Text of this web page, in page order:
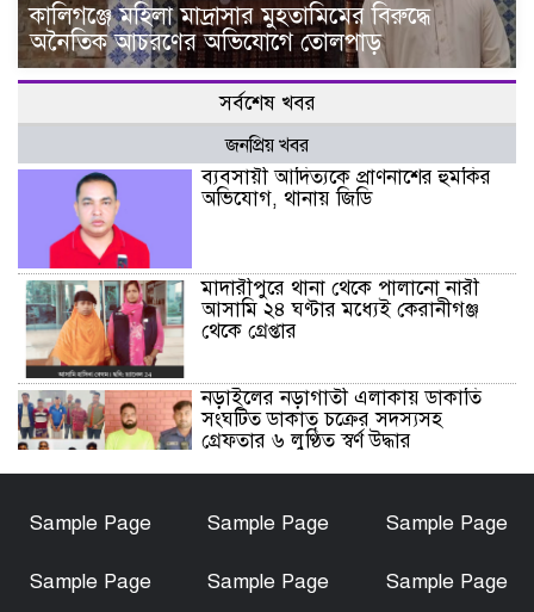
কালিগঞ্জে মহিলা মাদ্রাসার মুহতামিমের বিরুদ্ধে
অনৈতিক আচরণের অভিযোগে তোলপাড়
সর্বশেষ খবর
জনপ্রিয় খবর
ব্যবসায়ী আদিত্যকে প্রাণনাশের হুমকির
অভিযোগ, থানায় জিডি
মাদারীপুরে থানা থেকে পালানো নারী
আসামি ২৪ ঘণ্টার মধ্যেই কেরানীগঞ্জ
থেকে গ্রেপ্তার
নড়াইলের নড়াগাতী এলাকায় ডাকাতি
সংঘটিত ডাকাত চক্রের সদস্যসহ
গ্রেফতার ৬ লুণ্ঠিত স্বর্ণ উদ্ধার
হত্যা মামলার আসামি আকাশ বিশ্বাস
Sample Page Sample Page Sample Page
Sample Page Sample Page Sample Page